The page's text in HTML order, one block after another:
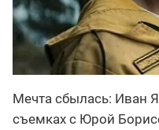
Мечта сбылась: Иван
съемках с Юрой